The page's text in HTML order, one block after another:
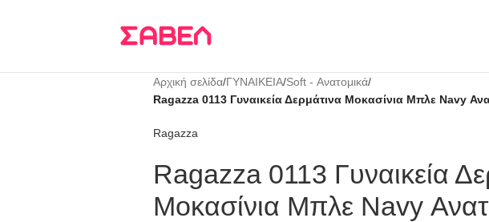
Αρχική σελίδα/ΓΥΝΑΙΚΕΙΑ/Soft - Ανατομικά/
Ragazza 0113 Γυναικεία Δερμάτινα Μοκασίνια Μπλε Navy
Ragazza
Ragazza 0113 Γυναικεία
Μοκασίνια Μπλε Navy